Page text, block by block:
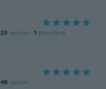
23 opinie · 1 przesłane
48 opinie